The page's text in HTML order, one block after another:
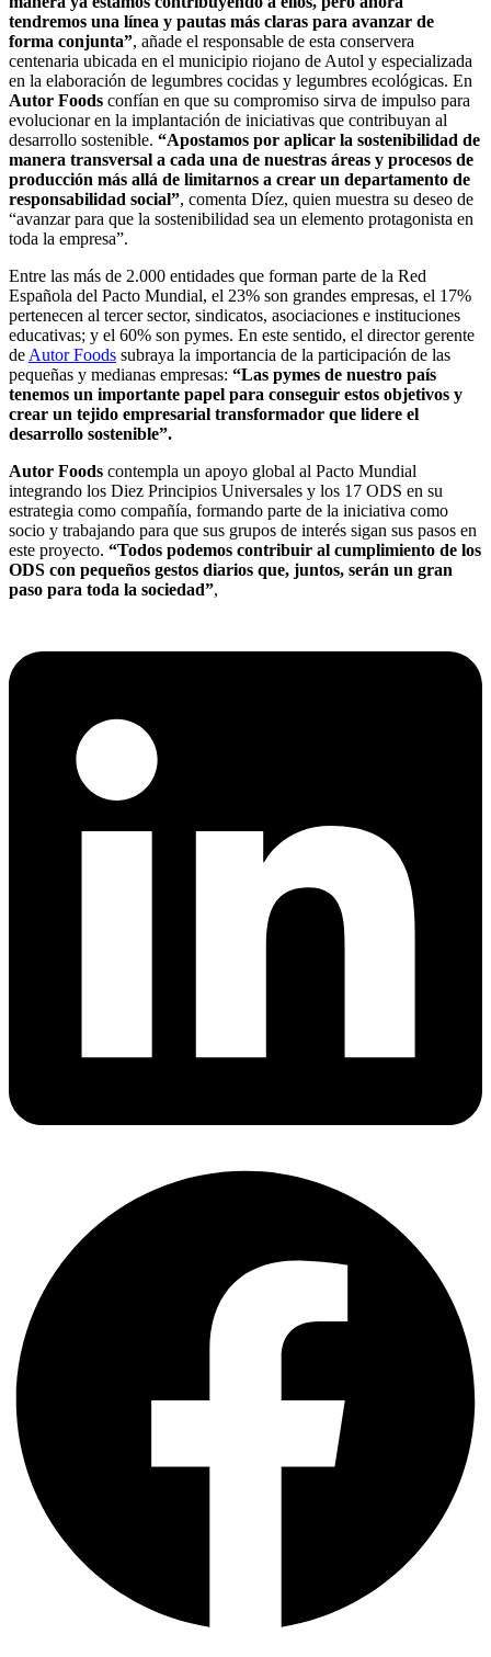
tendremos una línea y pautas más claras para avanzar de
forma conjunta”, añade el responsable de esta conservera
centenaria ubicada en el municipio riojano de Autol y especializada
en la elaboración de legumbres cocidas y legumbres ecológicas. En
Autor Foods confían en que su compromiso sirva de impulso para
evolucionar en la implantación de iniciativas que contribuyan al
desarrollo sostenible. “Apostamos por aplicar la sostenibilidad de
manera transversal a cada una de nuestras áreas y procesos de
producción más allá de limitarnos a crear un departamento de
responsabilidad social”, comenta Díez, quien muestra su deseo de
“avanzar para que la sostenibilidad sea un elemento protagonista en
toda la empresa”.
Entre las más de 2.000 entidades que forman parte de la Red
Española del Pacto Mundial, el 23% son grandes empresas, el 17%
pertenecen al tercer sector, sindicatos, asociaciones e instituciones
educativas; y el 60% son pymes. En este sentido, el director gerente
de Autor Foods subraya la importancia de la participación de las
pequeñas y medianas empresas: “Las pymes de nuestro país
tenemos un importante papel para conseguir estos objetivos y
crear un tejido empresarial transformador que lidere el
desarrollo sostenible”.
Autor Foods contempla un apoyo global al Pacto Mundial
integrando los Diez Principios Universales y los 17 ODS en su
estrategia como compañía, formando parte de la iniciativa como
socio y trabajando para que sus grupos de interés sigan sus pasos en
este proyecto. “Todos podemos contribuir al cumplimiento de los
ODS con pequeños gestos diarios que, juntos, serán un gran
paso para toda la sociedad”,